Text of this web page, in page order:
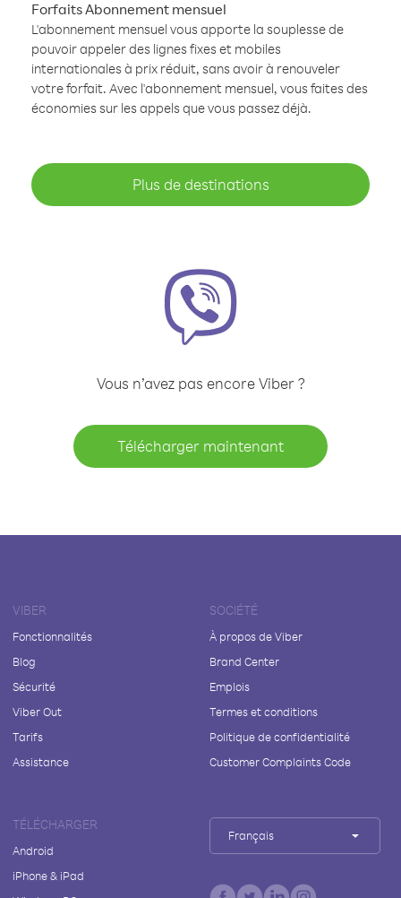
Forfaits Abonnement mensuel
L'abonnement mensuel vous apporte la souplesse de
pouvoir appeler des lignes fixes et mobiles
internationales à prix réduit, sans avoir à renouveler
votre forfait. Avec l'abonnement mensuel, vous faites des
économies sur les appels que vous passez déjà.
Plus de destinations
Vous n’avez pas encore Viber ?
Télécharger maintenant
VIBER
Fonctionnalités
Blog
Sécurité
Viber Out
Tarifs
Assistance
SOCIÉTÉ
À propos de Viber
Brand Center
Emplois
Termes et conditions
Politique de confidentialité
Customer Complaints Code
TÉLÉCHARGER
Android
iPhone & iPad
Français